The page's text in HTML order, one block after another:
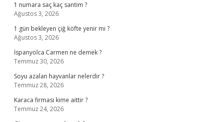
1 numara saç kaç santim ?
Ağustos 3, 2026
1 gün bekleyen çiğ köfte yenir mi ?
Ağustos 3, 2026
İspanyolca Carmen ne demek ?
Temmuz 30, 2026
Soyu azalan hayvanlar nelerdir ?
Temmuz 28, 2026
Karaca firması kime aittir ?
Temmuz 24, 2026